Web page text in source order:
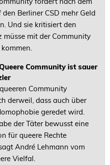
Berliner CSD mehr Geld
Und sie kritisiert den
müsse mit der Community
Community ist sauer
Community
derweil, dass auch über
geredet wird.
der Täter bewusst eine
für queere Rechte
André Lehmann vom
Vielfal.